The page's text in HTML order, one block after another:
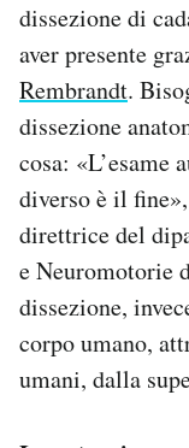
dissezione di
aver presente
Rembrandt.
dissezione
cosa: «L’esame
diverso è il fine»,
direttrice del
e Neuromotorie
dissezione,
corpo umano,
umani, dalla